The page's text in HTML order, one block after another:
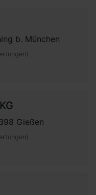
b. München
Gießen